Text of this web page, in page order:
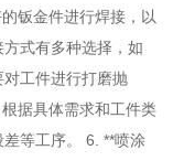
钣金件进行焊接，以
式有多种选择，如
工件进行打磨抛
据具体需求和工件类
等工序。 6. **喷涂